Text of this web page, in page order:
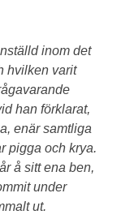
inom det
hvilken varit
han förklarat,
enär samtliga
pigga och krya.
å sitt ena ben,
under
ut.